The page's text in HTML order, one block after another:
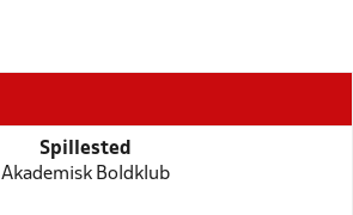
Spillested
Akademisk Boldklub